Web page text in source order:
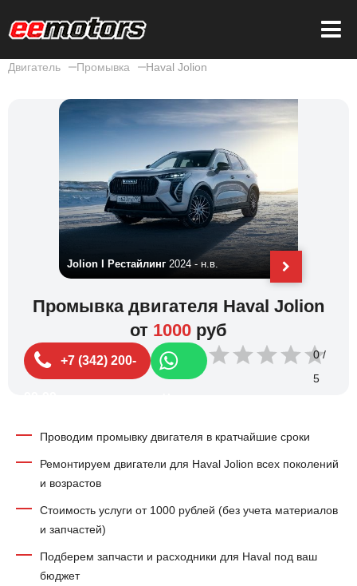
Двигатель Промывка Haval Jolion
Jolion I Рестайлинг 2024 - н.в.
Промывка двигателя Haval Jolion
от 1000 руб
+7 (342) 200- 0
Проводим промывку двигателя в кратчайшие сроки
Ремонтируем двигатели для Haval Jolion всех поколений
и возрастов
Стоимость услуги от 1000 рублей (без учета материалов
и запчастей)
Подберем запчасти и расходники для Haval под ваш
бюджет